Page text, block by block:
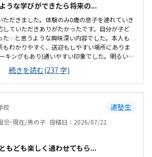
うな学びができたら将来の...
ただきました。体験のみ0歳の息子を連れていき
していただきありがたかったです。自分が子ど
た…と思うような興味深い内容でした。本人も
もわかりやすく、送迎もしやすい場所にありま
キングもあり)通いやすい印象でした。明るい雰
動するために、サイズも設備も子どもにちょう
内容に見合う、料金設定だと思います。課題も充
内容でした。
続きを読む(237 字)
校 通塾生
児~現在/男の子 投稿日：2026/07/21
もども楽しく通わせてもら...